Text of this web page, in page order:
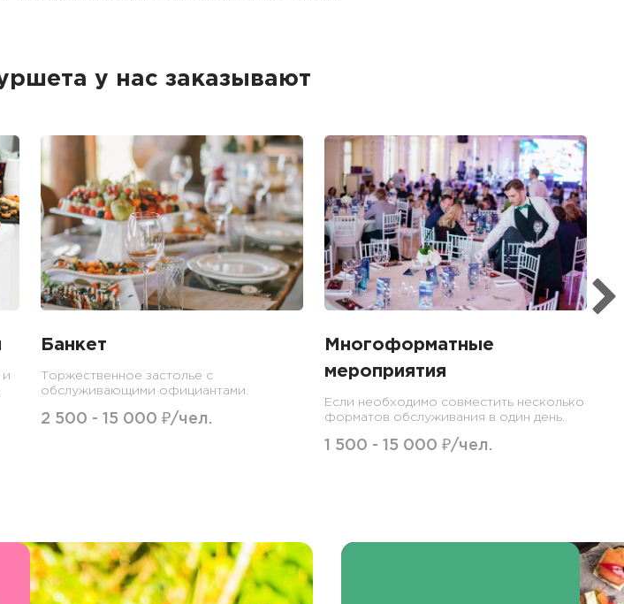
у нас заказывают
и
Банкет
Торжественное застолье с
обслуживающими официантами.
2 500 - 15 000 ₽/чел.
Многоформатные
мероприятия
Если необходимо совместить несколько
форматов обслуживания в один день.
1 500 - 15 000 ₽/чел.